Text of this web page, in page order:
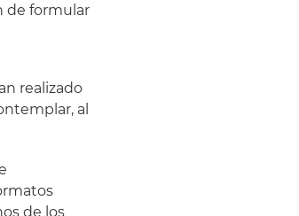
de formular
realizado
al
de los